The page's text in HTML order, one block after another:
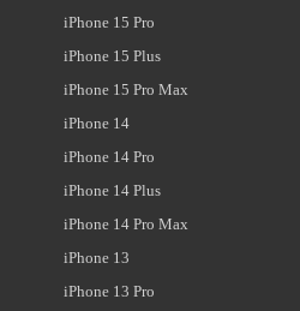
iPhone 15 Pro
iPhone 15 Plus
iPhone 15 Pro Max
iPhone 14
iPhone 14 Pro
iPhone 14 Plus
iPhone 14 Pro Max
iPhone 13
iPhone 13 Pro